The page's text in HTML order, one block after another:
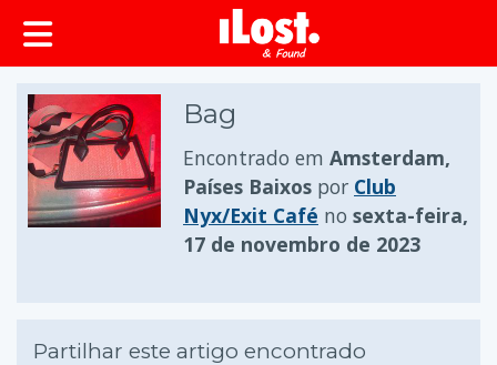
conteúdo principal
Bag
Encontrado em Amsterdam,
Países Baixos por Club
Nyx/Exit Café no sexta-feira,
17 de novembro de 2023
Partilhar este artigo encontrado